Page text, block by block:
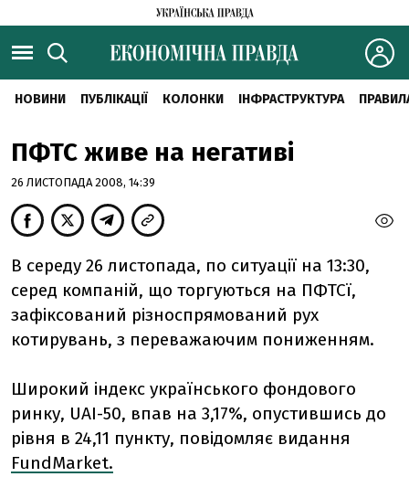
НОВИНИ ПУБЛІКАЦІЇ КОЛОНКИ ІНФРАСТРУКТУРА
ПФТС живе на негативі
26 ЛИСТОПАДА 2008, 14:39
В середу 26 листопада, по ситуації на 13:30,
серед компаній, що торгуються на ПФТСї,
зафіксований різноспрямований рух
котирувань, з переважаючим пониженням.
Широкий індекс українського фондового
ринку, UAI-50, впав на 3,17%, опустившись до
рівня в 24,11 пункту, повідомляє видання
FundMarket.